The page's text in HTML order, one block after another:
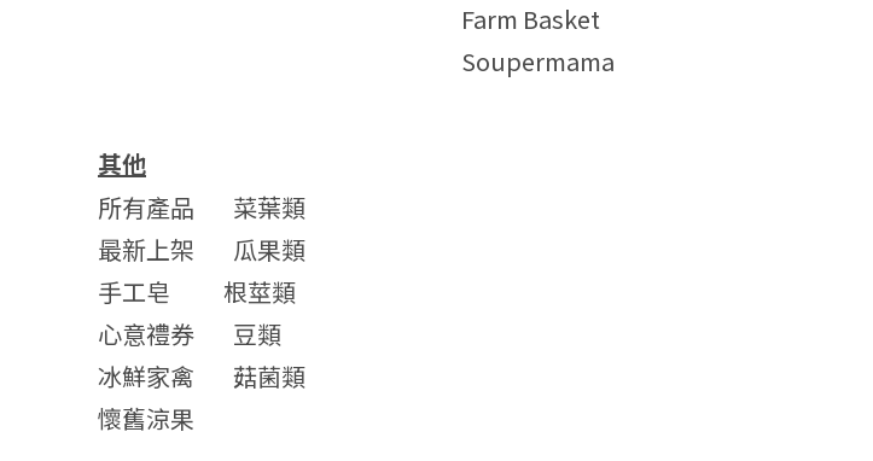
Farm Basket
Soupermama
其他
所有產品
菜葉類
最新上架
瓜果類
手工皂
根莖類
心意禮券
豆類
冰鮮家禽
菇菌類
懷舊涼果